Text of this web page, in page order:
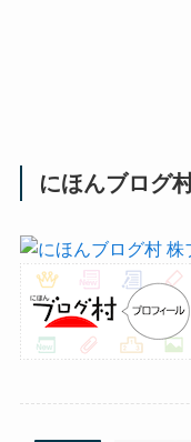
にほんブログ